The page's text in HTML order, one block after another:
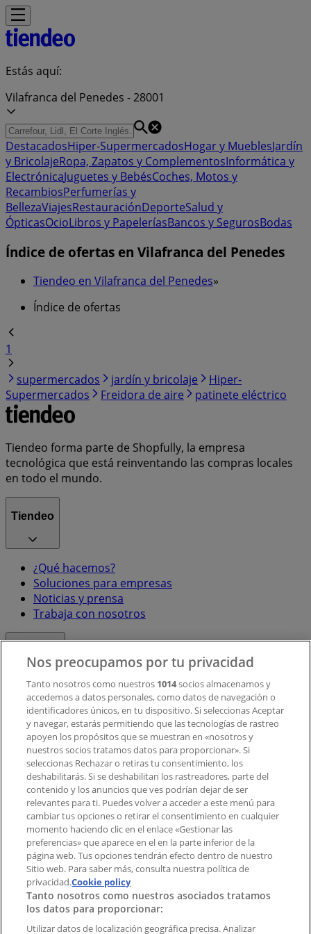
Estás aquí:
Vilafranca del Penedes - 28001
DestacadosHiper-SupermercadosHogar y MueblesJardín
y BricolajeRopa, Zapatos y ComplementosInformática y
ElectrónicaJuguetes y BebésCoches, Motos y
RecambiosPerfumerías y
BellezaViajesRestauraciónDeporteSalud y
ÓpticasOcioLibros y PapeleríasBancos y SegurosBodas
Índice de ofertas en Vilafranca del Penedes
Tiendeo en Vilafranca del Penedes»
Índice de ofertas
1
supermercados
jardín y bricolaje
Hiper-
Supermercados
Freidora de aire patinete eléctrico
Tiendeo forma parte de Shopfully, la empresa
tecnológica que está reinventando las compras locales
en todo el mundo.
Tiendeo
¿Qué hacemos?
Soluciones para empresas
Noticias y prensa
Trabaja con nosotros
Contacto comercial y de marketing
Tienda mal colocada en el mapa
Notificar un folleto
¿Encontraste un problema en la web o en la
aplicación?
Índices
Marcas
Marcas locales
Negocios
Negocios cercanos
Productos
Productos locales
Nos preocupamos por tu privacidad
Tanto nosotros como nuestros 1014socios almacenamos y
accedemos a datos personales, como datos de navegación o
identificadores únicos, en tu dispositivo. Si seleccionas Aceptar
y navegar, estarás permitiendo que las tecnologías de rastreo
apoyen los propósitos que se muestran en «nosotros y
nuestros socios tratamos datos para proporcionar». Si
seleccionas Rechazar o retiras tu consentimiento, los
deshabilitarás. Si se deshabilitan los rastreadores, parte del
contenido y los anuncios que ves podrían dejar de ser
relevantes para ti. Puedes volver a acceder a este menú para
cambiar tus opciones o retirar el consentimiento en cualquier
momento haciendo clic en el enlace «Gestionar las
preferencias» que aparece en el en la parte inferior de la
página web. Tus opciones tendrán efecto dentro de nuestro
Sitio web. Para saber más, consulta nuestra política de
privacidad.Cookie policy
Tanto nosotros como nuestros asociados tratamos
los datos para proporcionar:
Utilizar datos de localización geográfica precisa. Analizar